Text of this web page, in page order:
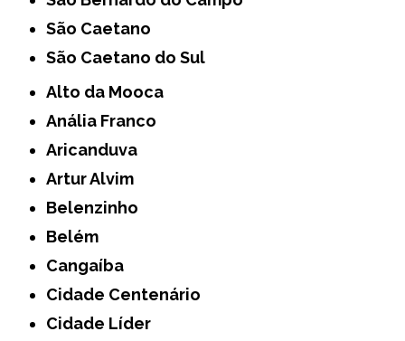
São Caetano
São Caetano do Sul
Alto da Mooca
Anália Franco
Aricanduva
Artur Alvim
Belenzinho
Belém
Cangaíba
Cidade Centenário
Cidade Líder